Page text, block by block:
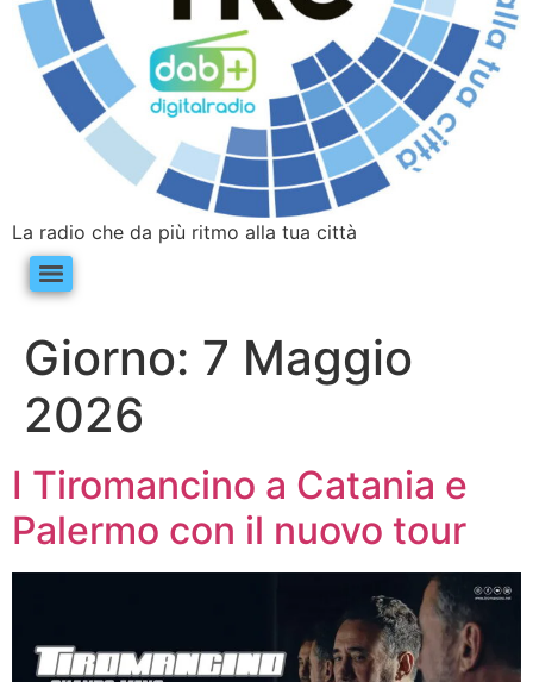
La radio che da più ritmo alla tua città
Giorno: 7 Maggio
2026
I Tiromancino a Catania e
Palermo con il nuovo tour